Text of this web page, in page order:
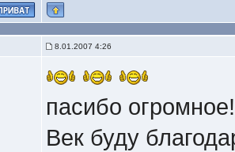
8.01.2007 4:26
пасибо огромное!
Век буду